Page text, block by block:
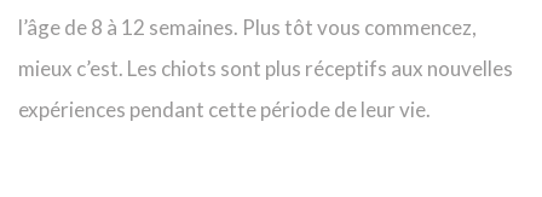
l’âge de 8 à 12 semaines. Plus tôt vous commencez,
mieux c’est. Les chiots sont plus réceptifs aux nouvelles
expériences pendant cette période de leur vie.